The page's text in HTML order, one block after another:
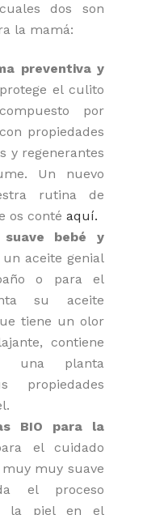
dos son
la mamá:
preventiva y
el culito
por
propiedades
y regenerantes
Un nuevo
rutina de
os conté aquí.
bebé y
un aceite genial
o para el
su aceite
tiene un olor
contiene
una planta
propiedades
BIO para la
el cuidado
muy suave
el proceso
la piel en el